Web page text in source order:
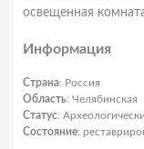
освещенная
Информация
Страна: Россия
Область: Челябинская
Статус:
Состояние: